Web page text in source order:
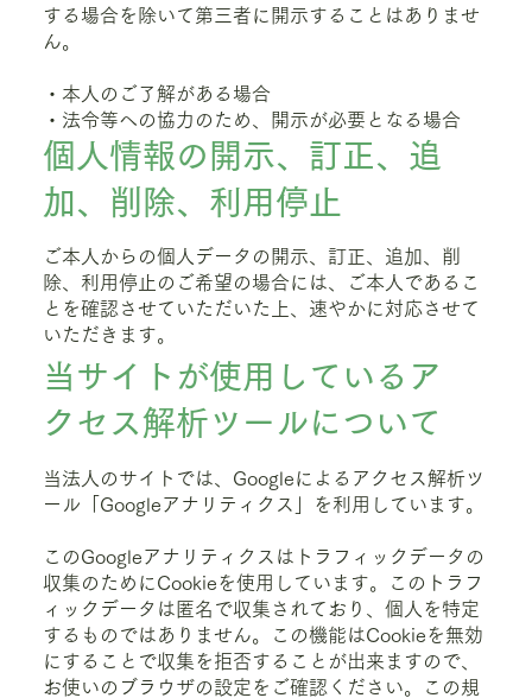
する場合を除いて第三者に開示することはありませ
ん。
・本人のご了解がある場合
・法令等への協力のため、開示が必要となる場合
ご本人からの個人データの開示、訂正、追加、削
除、利用停止のご希望の場合には、ご本人であるこ
とを確認させていただいた上、速やかに対応させて
いただきます。
個人情報の開示、訂正、追
加、削除、利用停止
当法人のサイトでは、Googleによるアクセス解析ツ
ール「Googleアナリティクス」を利用しています。
このGoogleアナリティクスはトラフィックデータの
収集のためにCookieを使用しています。このトラフ
ィックデータは匿名で収集されており、個人を特定
するものではありません。この機能はCookieを無効
にすることで収集を拒否することが出来ますので、
お使いのブラウザの設定をご確認ください。この規
当サイトが使用しているア
クセス解析ツールについて